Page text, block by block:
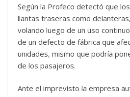
Según la Profeco detectó que
llantas traseras como
volando luego de un uso
de un defecto de fábrica que
unidades, mismo que podría
de los pasajeros.
Ante el imprevisto la empresa